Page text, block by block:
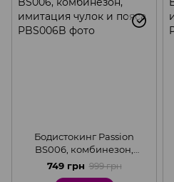
Бодистокинг Passion
BS006, комбинезон,
имитация чулок и пояса,
Black, S-L
749 грн 999 грн